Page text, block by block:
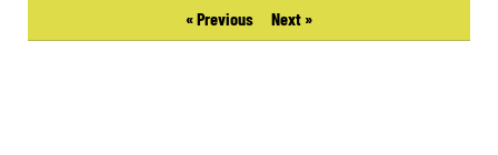
« Previous Next »